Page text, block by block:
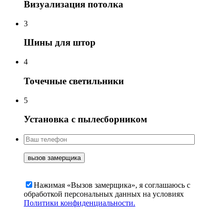
Визуализация потолка
3
Шины для штор
4
Точечные светильники
5
Установка с пылесборником
Нажимая «Вызов замерщика», я соглашаюсь c
обработкой персональных данных на условиях
Политики конфиденциальности.